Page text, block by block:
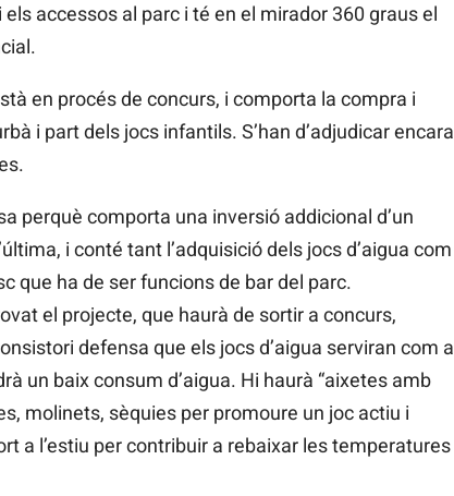
els accessos al parc i té en el mirador 360 graus el
en procés de concurs, i comporta la compra i
i part dels jocs infantils. S’han d’adjudicar encara
perquè comporta una inversió addicional d’un
i conté tant l’adquisició dels jocs d’aigua com
que ha de ser funcions de bar del parc.
el projecte, que haurà de sortir a concurs,
defensa que els jocs d’aigua serviran com a
un baix consum d’aigua. Hi haurà “aixetes amb
molinets, sèquies per promoure un joc actiu i
a l’estiu per contribuir a rebaixar les temperatures